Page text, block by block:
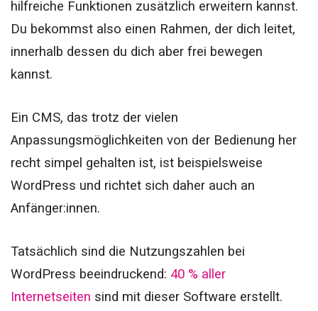
hilfreiche Funktionen zusätzlich erweitern kannst.
Du bekommst also einen Rahmen, der dich leitet,
innerhalb dessen du dich aber frei bewegen
kannst.
Ein CMS, das trotz der vielen
Anpassungsmöglichkeiten von der Bedienung her
recht simpel gehalten ist, ist beispielsweise
WordPress und richtet sich daher auch an
Anfänger:innen.
Tatsächlich sind die Nutzungszahlen bei
WordPress beeindruckend: 40 % aller
Internetseiten sind mit dieser Software erstellt.